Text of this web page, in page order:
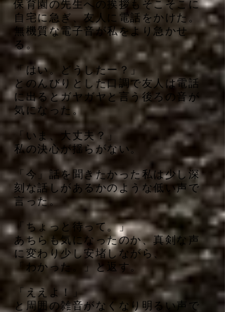
保育園の先生への挨拶もそこそこに
自宅に急ぎ、友人に電話をかけた。
無機質な電子音が私をより急かせ
る。
「はい。どうしたー？」
とのんびりとした口調で友人は電話
に出るとガヤガヤと言う後ろの音が
気になった。
「いま、大丈夫？」
私の決心が揺らがない。
「今」話を聞きたかった私は少し深
刻な話しがあるかのような低い声で
言った。
「ちょっと待って。」
あちらも気になったのか、真剣な声
に変わり少し安堵しながら、
「わかった。」と返す。
「ええよ！」
と周囲の雑音がなくなり明るい声で